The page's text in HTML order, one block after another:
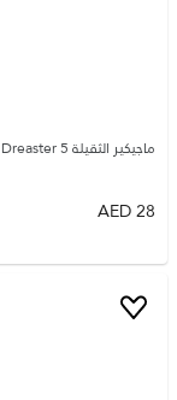
ماجيكير الثقيلة Dreaster 5 لترات
28
AED